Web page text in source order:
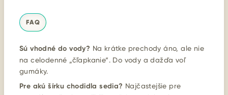
FAQ
Sú vhodné do vody? Na krátke prechody áno, ale nie
na celodenné „čľapkanie“. Do vody a dažďa voľ
gumáky.
Pre akú šírku chodidla sedia? Najčastejšie pre